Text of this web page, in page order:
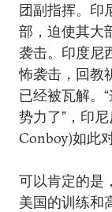
团副指挥。印
部，迫使其大
袭击。印度尼
怖袭击，回教
已经被瓦解。
势力了”，印
Conboy)如此
可以肯定的是
美国的训练和